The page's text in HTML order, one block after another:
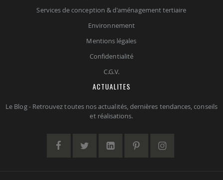
Services de conception & d'aménagement tertiaire
Environnement
Mentions légales
Confidentialité
C.G.V.
ACTUALITES
Le Blog - Retrouvez toutes nos actualités, dernières tendances, conseils
et réalisations.